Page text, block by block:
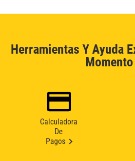
Herramientas Y Ayuda
Momento
Calculadora
De
Pagos